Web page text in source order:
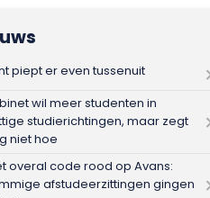
piept er even tussenuit
wil meer studenten in
studierichtingen, maar zegt
niet hoe
overal code rood op Avans:
afstudeerzittingen gingen